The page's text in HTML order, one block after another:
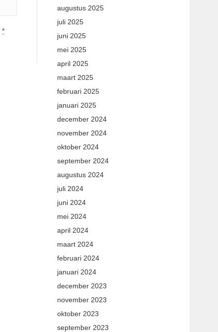
*
augustus 2025
juli 2025
juni 2025
mei 2025
april 2025
maart 2025
februari 2025
januari 2025
december 2024
november 2024
oktober 2024
september 2024
augustus 2024
juli 2024
juni 2024
mei 2024
april 2024
maart 2024
februari 2024
januari 2024
december 2023
november 2023
oktober 2023
september 2023